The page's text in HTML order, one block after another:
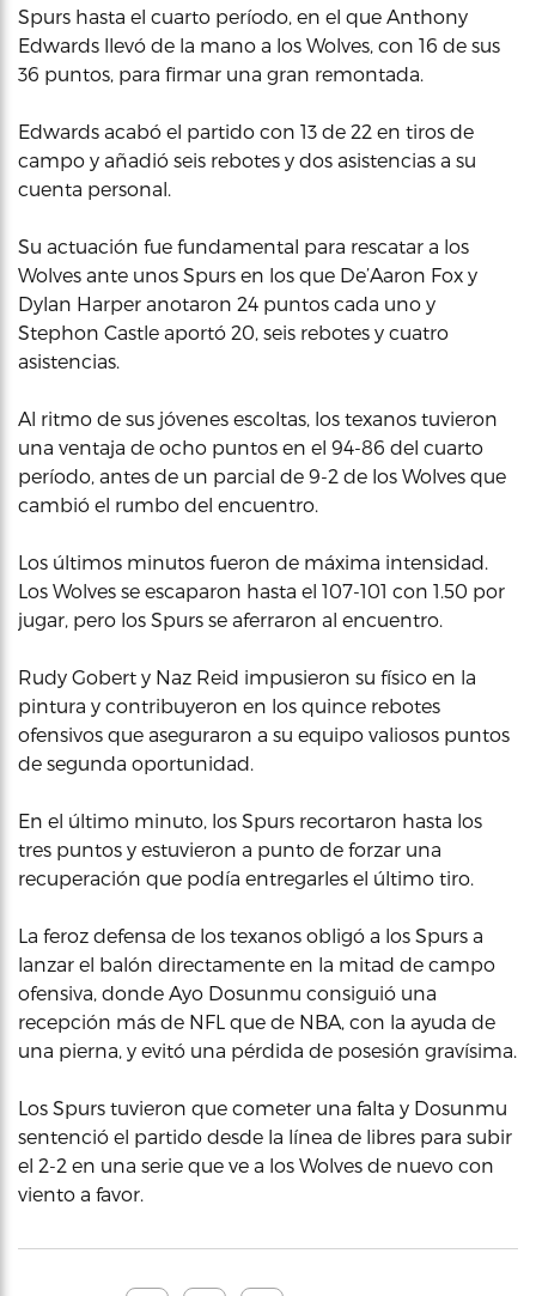
Spurs hasta el cuarto período, en el que Anthony
Edwards llevó de la mano a los Wolves, con 16 de sus
36 puntos, para firmar una gran remontada.
Edwards acabó el partido con 13 de 22 en tiros de
campo y añadió seis rebotes y dos asistencias a su
cuenta personal.
Su actuación fue fundamental para rescatar a los
Wolves ante unos Spurs en los que De’Aaron Fox y
Dylan Harper anotaron 24 puntos cada uno y
Stephon Castle aportó 20, seis rebotes y cuatro
asistencias.
Al ritmo de sus jóvenes escoltas, los texanos tuvieron
una ventaja de ocho puntos en el 94-86 del cuarto
período, antes de un parcial de 9-2 de los Wolves que
cambió el rumbo del encuentro.
Los últimos minutos fueron de máxima intensidad.
Los Wolves se escaparon hasta el 107-101 con 1.50 por
jugar, pero los Spurs se aferraron al encuentro.
Rudy Gobert y Naz Reid impusieron su físico en la
pintura y contribuyeron en los quince rebotes
ofensivos que aseguraron a su equipo valiosos puntos
de segunda oportunidad.
En el último minuto, los Spurs recortaron hasta los
tres puntos y estuvieron a punto de forzar una
recuperación que podía entregarles el último tiro.
La feroz defensa de los texanos obligó a los Spurs a
lanzar el balón directamente en la mitad de campo
ofensiva, donde Ayo Dosunmu consiguió una
recepción más de NFL que de NBA, con la ayuda de
una pierna, y evitó una pérdida de posesión gravísima.
Los Spurs tuvieron que cometer una falta y Dosunmu
sentenció el partido desde la línea de libres para subir
el 2-2 en una serie que ve a los Wolves de nuevo con
viento a favor.